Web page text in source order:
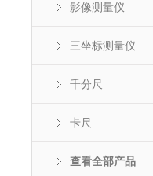
影像测量仪
三坐标测量仪
千分尺
卡尺
查看全部产品